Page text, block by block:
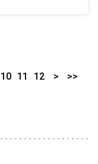
10 11 12 > >>